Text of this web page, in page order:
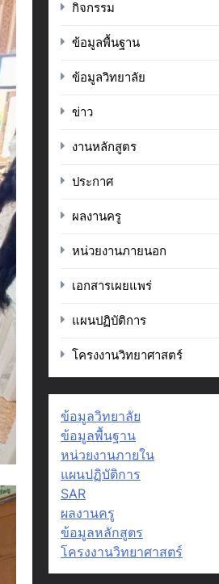
กิจกรรม
ข้อมูลพื้นฐาน
ข้อมูลวิทยาลัย
ข่าว
งานหลักสูตร
ประกาศ
ผลงานครู
หน่วยงานภายนอก
เอกสารเผยแพร่
แผนปฏิบัติการ
โครงงานวิทยาศาสตร์
ข้อมูลวิทยาลัย
ข้อมูลพื้นฐาน
หน่วยงานภายใน
แผนปฏิบัติการ
SAR
ผลงานครู
ข้อมูลหลักสูตร
โครงงานวิทยาศาสตร์